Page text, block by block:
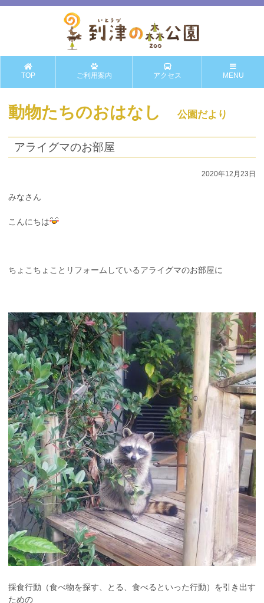
TOP ご利用案内 アクセス MENU
動物たちのおはなし 公園だより
アライグマのお部屋
2020年12月23日
みなさん
こんにちは
ちょこちょことリフォームしているアライグマのお部屋に
採食行動（食べ物を探す、とる、食べるといった行動）を引き出す
ための